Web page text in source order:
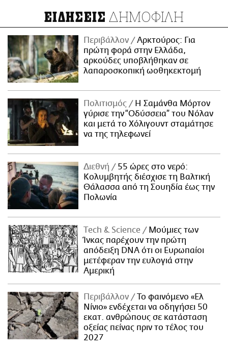
ΕΙΔΗΣΕΙΣ ΔΗΜΟΦΙΛΗ
Περιβάλλον
Αρκτούρος: Για
πρώτη φορά στην Ελλάδα,
αρκούδες υποβλήθηκαν σε
λαπαροσκοπική ωοθηκεκτομή
Πολιτισμός
Η Σαμάνθα Μόρτον
γύρισε την “Οδύσσεια” του Νόλαν
και μετά το Χόλιγουντ σταμάτησε
να της τηλεφωνεί
Διεθνή
55 ώρες στο νερό:
Κολυμβητής διέσχισε τη Βαλτική
Θάλασσα από τη Σουηδία έως την
Πολωνία
Τech & Science
Μούμιες των
Ίνκας παρέχουν την πρώτη
απόδειξη DNA ότι οι Ευρωπαίοι
μετέφεραν την ευλογιά στην
Αμερική
Περιβάλλον
Το φαινόμενο «Ελ
Νίνιο» ενδέχεται να οδηγήσει 50
εκατ. ανθρώπους σε κατάσταση
οξείας πείνας πριν το τέλος του
2027